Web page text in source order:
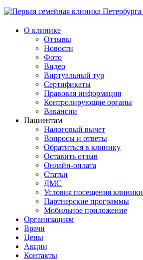
О клинике
Отзывы
Новости
Фото
Видео
Виртуальный тур
Сертификаты
Правовая информация
Контролирующие органы
Вакансии
Пациентам
Налоговый вычет
Вопросы и ответы
Обратиться в клинику
Оставить отзыв
Онлайн-оплата
Статьи
ДМС
Условия посещения клиники
Партнерские программы
Мобильное приложение
Организациям
Врачи
Цены
Акции
Контакты